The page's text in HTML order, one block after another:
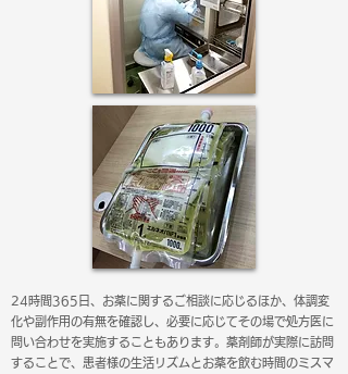
24時間365日、お薬に関するご相談に応じるほか、体調変
化や副作用の有無を確認し、必要に応じてその場で処方医に
問い合わせを実施することもあります。薬剤師が実際に訪問
することで、患者様の生活リズムとお薬を飲む時間のミスマ